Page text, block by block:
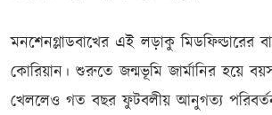
মনশেনগ্লাডবাখের এই লড়াকু মিডফিল্ডারের
কোরিয়ান। শুরুতে জন্মভূমি জার্মানির হয়ে
খেললেও গত বছর ফুটবলীয় আনুগত্য